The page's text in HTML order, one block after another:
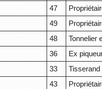
47
49
48 Tonnelier
36 Ex
33 Tisserand
43